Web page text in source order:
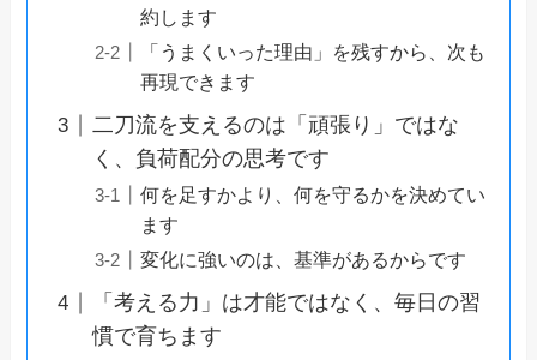
約します
「うまくいった理由」を残すから、次も
再現できます
二刀流を支えるのは「頑張り」ではな
く、負荷配分の思考です
何を足すかより、何を守るかを決めてい
ます
変化に強いのは、基準があるからです
「考える力」は才能ではなく、毎日の習
慣で育ちます